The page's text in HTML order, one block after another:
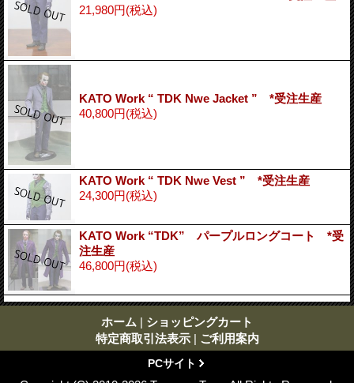
21,980円(税込)
KATO Work “ TDK Nwe Jacket ” *受注生産
40,800円(税込)
KATO Work “ TDK Nwe Vest ” *受注生産
24,300円(税込)
KATO Work “TDK” パープルロングコート *受
注生産
46,800円(税込)
ホーム | ショッピングカート
特定商取引法表示 | ご利用案内
PCサイト